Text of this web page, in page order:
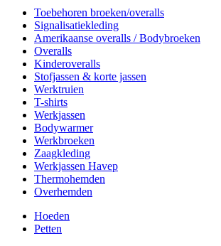
Toebehoren broeken/overalls
Signalisatiekleding
Amerikaanse overalls / Bodybroeken
Overalls
Kinderoveralls
Stofjassen & korte jassen
Werktruien
T-shirts
Werkjassen
Bodywarmer
Werkbroeken
Zaagkleding
Werkjassen Havep
Thermohemden
Overhemden
Hoeden
Petten